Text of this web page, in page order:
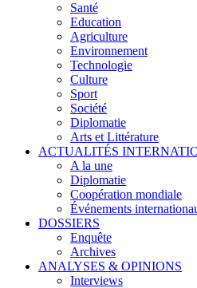
Santé
Education
Agriculture
Environnement
Technologie
Culture
Sport
Société
Diplomatie
Arts et Littérature
ACTUALITÉS
A la une
Diplomatie
Coopération mondiale
Événements
DOSSIERS
Enquête
Archives
ANALYSES & OPINIONS
Interviews